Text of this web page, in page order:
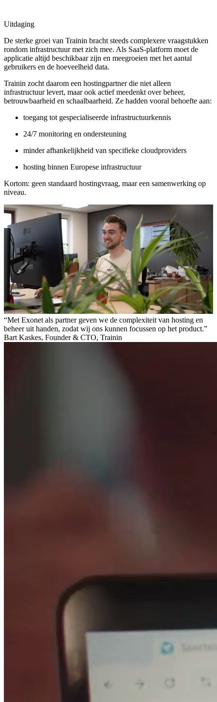
Uitdaging
De sterke groei van Trainin bracht steeds complexere vraagstukken
rondom infrastructuur met zich mee. Als SaaS-platform moet de
applicatie altijd beschikbaar zijn en meegroeien met het aantal
gebruikers en de hoeveelheid data.
Trainin zocht daarom een hostingpartner die niet alleen
infrastructuur levert, maar ook actief meedenkt over beheer,
betrouwbaarheid en schaalbaarheid. Ze hadden vooral behoefte aan:
toegang tot gespecialiseerde infrastructuurkennis
24/7 monitoring en ondersteuning
minder afhankelijkheid van specifieke cloudproviders
hosting binnen Europese infrastructuur
Kortom: geen standaard hostingvraag, maar een samenwerking op
niveau.
“Met Exonet als partner geven we de complexiteit van hosting en
beheer uit handen, zodat wij ons kunnen focussen op het product.”
Bart Kaskes, Founder & CTO, Trainin